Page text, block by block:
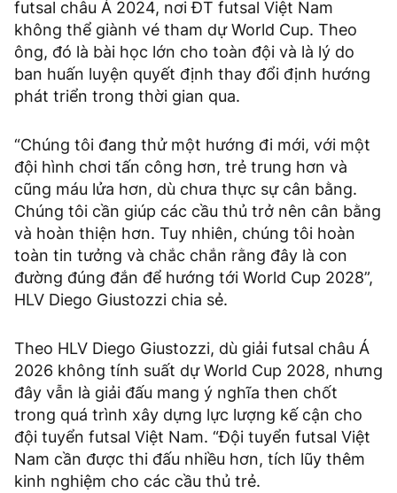
futsal châu Á 2024, nơi ĐT futsal Việt Nam
không thể giành vé tham dự World Cup. Theo
ông, đó là bài học lớn cho toàn đội và là lý do
ban huấn luyện quyết định thay đổi định hướng
phát triển trong thời gian qua.
“Chúng tôi đang thử một hướng đi mới, với một
đội hình chơi tấn công hơn, trẻ trung hơn và
cũng máu lửa hơn, dù chưa thực sự cân bằng.
Chúng tôi cần giúp các cầu thủ trở nên cân bằng
và hoàn thiện hơn. Tuy nhiên, chúng tôi hoàn
toàn tin tưởng và chắc chắn rằng đây là con
đường đúng đắn để hướng tới World Cup 2028”,
HLV Diego Giustozzi chia sẻ.
Theo HLV Diego Giustozzi, dù giải futsal châu Á
2026 không tính suất dự World Cup 2028, nhưng
đây vẫn là giải đấu mang ý nghĩa then chốt
trong quá trình xây dựng lực lượng kế cận cho
đội tuyển futsal Việt Nam. “Đội tuyển futsal Việt
Nam cần được thi đấu nhiều hơn, tích lũy thêm
kinh nghiệm cho các cầu thủ trẻ.